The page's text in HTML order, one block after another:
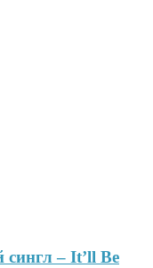
– It’ll Be